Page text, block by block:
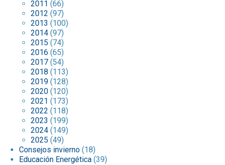
2011 (66)
2012 (97)
2013 (100)
2014 (97)
2015 (74)
2016 (65)
2017 (54)
2018 (113)
2019 (128)
2020 (120)
2021 (173)
2022 (118)
2023 (199)
2024 (149)
2025 (49)
Consejos invierno (18)
Educación Energética (39)